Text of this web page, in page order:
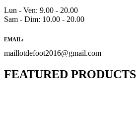
Lun - Ven: 9.00 - 20.00
Sam - Dim: 10.00 - 20.00
EMAIL:
maillotdefoot2016@gmail.com
FEATURED PRODUCTS